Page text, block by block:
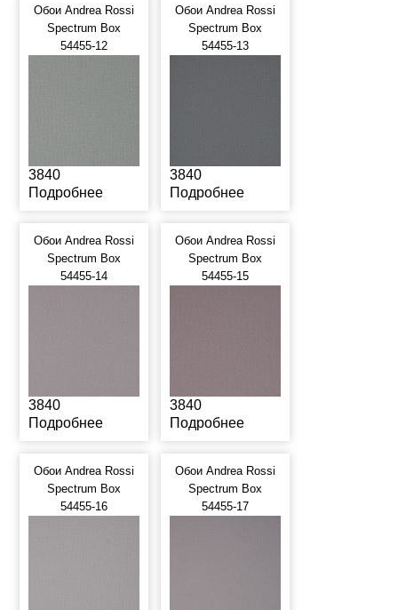
Обои Andrea Rossi
Spectrum Box
54455-12
3840
Подробнее
Обои Andrea Rossi
Spectrum Box
54455-13
3840
Подробнее
Обои Andrea Rossi
Spectrum Box
54455-14
3840
Подробнее
Обои Andrea Rossi
Spectrum Box
54455-15
3840
Подробнее
Обои Andrea Rossi
Spectrum Box
54455-16
Обои Andrea Rossi
Spectrum Box
54455-17